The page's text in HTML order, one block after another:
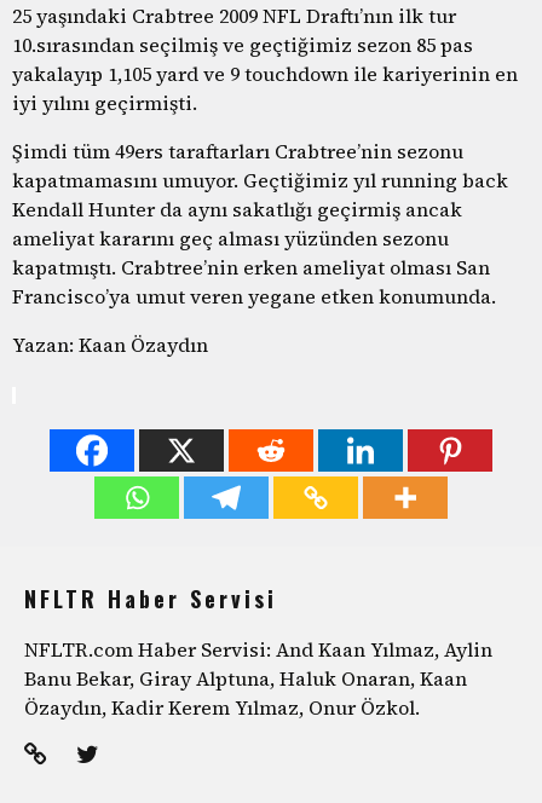
25 yaşındaki Crabtree 2009 NFL Draftı’nın ilk tur
10.sırasından seçilmiş ve geçtiğimiz sezon 85 pas
yakalayıp 1,105 yard ve 9 touchdown ile kariyerinin en
iyi yılını geçirmişti.
Şimdi tüm 49ers taraftarları Crabtree’nin sezonu
kapatmamasını umuyor. Geçtiğimiz yıl running back
Kendall Hunter da aynı sakatlığı geçirmiş ancak
ameliyat kararını geç alması yüzünden sezonu
kapatmıştı. Crabtree’nin erken ameliyat olması San
Francisco’ya umut veren yegane etken konumunda.
Yazan: Kaan Özaydın
NFLTR Haber Servisi
NFLTR.com Haber Servisi: And Kaan Yılmaz, Aylin
Banu Bekar, Giray Alptuna, Haluk Onaran, Kaan
Özaydın, Kadir Kerem Yılmaz, Onur Özkol.